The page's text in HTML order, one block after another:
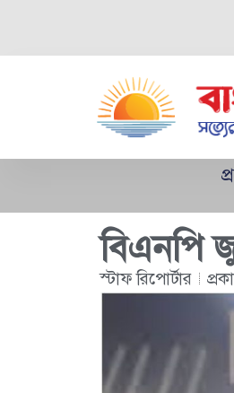
বিএনপি
স্টাফ রিপোর্টার